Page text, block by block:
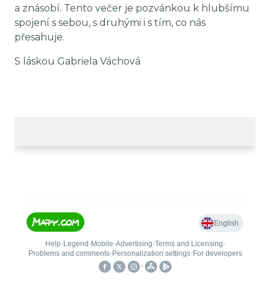
a znásobí. Tento večer je pozvánkou k hlubšímu
spojení s sebou, s druhými i s tím, co nás
přesahuje.
S láskou Gabriela Váchová